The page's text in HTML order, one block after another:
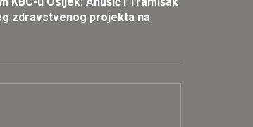
zdravstvenog projekta na